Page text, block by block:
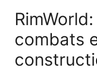
combats